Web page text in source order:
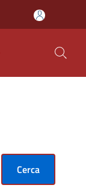
Cerca